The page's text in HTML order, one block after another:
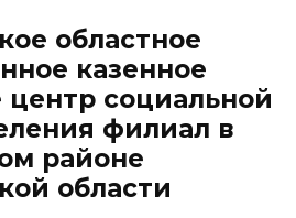
областное
казенное
социальной
филиал в
районе
области